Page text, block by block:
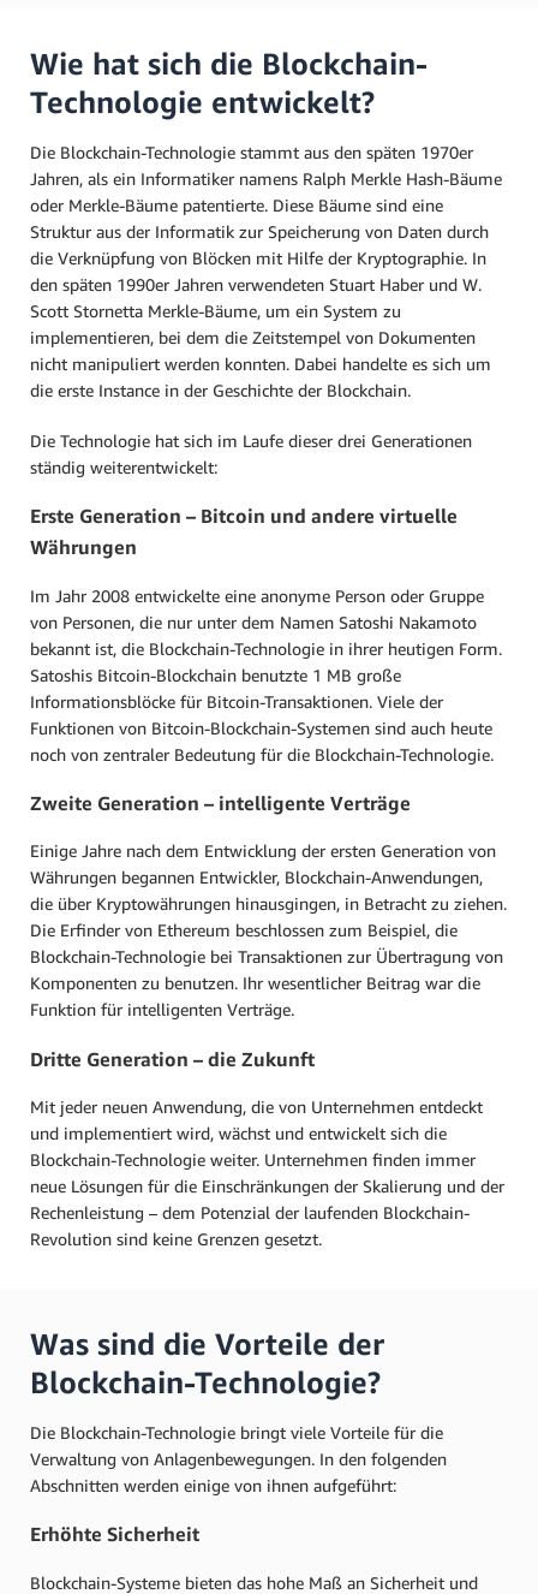
Wie hat sich die Blockchain-
Technologie entwickelt?
Die Blockchain-Technologie stammt aus den späten 1970er
Jahren, als ein Informatiker namens Ralph Merkle Hash-Bäume
oder Merkle-Bäume patentierte. Diese Bäume sind eine
Struktur aus der Informatik zur Speicherung von Daten durch
die Verknüpfung von Blöcken mit Hilfe der Kryptographie. In
den späten 1990er Jahren verwendeten Stuart Haber und W.
Scott Stornetta Merkle-Bäume, um ein System zu
implementieren, bei dem die Zeitstempel von Dokumenten
nicht manipuliert werden konnten. Dabei handelte es sich um
die erste Instance in der Geschichte der Blockchain.
Die Technologie hat sich im Laufe dieser drei Generationen
ständig weiterentwickelt:
Erste Generation – Bitcoin und andere virtuelle
Währungen
Im Jahr 2008 entwickelte eine anonyme Person oder Gruppe
von Personen, die nur unter dem Namen Satoshi Nakamoto
bekannt ist, die Blockchain-Technologie in ihrer heutigen Form.
Satoshis Bitcoin-Blockchain benutzte 1 MB große
Informationsblöcke für Bitcoin-Transaktionen. Viele der
Funktionen von Bitcoin-Blockchain-Systemen sind auch heute
noch von zentraler Bedeutung für die Blockchain-Technologie.
Zweite Generation – intelligente Verträge
Einige Jahre nach dem Entwicklung der ersten Generation von
Währungen begannen Entwickler, Blockchain-Anwendungen,
die über Kryptowährungen hinausgingen, in Betracht zu ziehen.
Die Erfinder von Ethereum beschlossen zum Beispiel, die
Blockchain-Technologie bei Transaktionen zur Übertragung von
Komponenten zu benutzen. Ihr wesentlicher Beitrag war die
Funktion für intelligenten Verträge.
Dritte Generation – die Zukunft
Mit jeder neuen Anwendung, die von Unternehmen entdeckt
und implementiert wird, wächst und entwickelt sich die
Blockchain-Technologie weiter. Unternehmen finden immer
neue Lösungen für die Einschränkungen der Skalierung und der
Rechenleistung – dem Potenzial der laufenden Blockchain-
Revolution sind keine Grenzen gesetzt.
Was sind die Vorteile der
Blockchain-Technologie?
Die Blockchain-Technologie bringt viele Vorteile für die
Verwaltung von Anlagenbewegungen. In den folgenden
Abschnitten werden einige von ihnen aufgeführt:
Erhöhte Sicherheit
Blockchain-Systeme bieten das hohe Maß an Sicherheit und